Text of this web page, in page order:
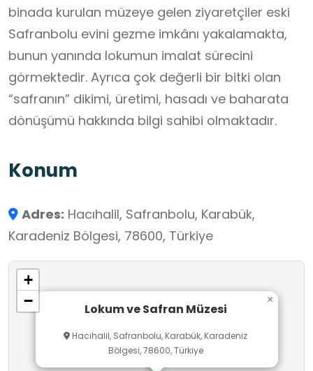
binada kurulan müzeye gelen ziyaretçiler eski
Safranbolu evini gezme imkânı yakalamakta,
bunun yanında lokumun imalat sürecini
görmektedir. Ayrıca çok değerli bir bitki olan
“safranın” dikimi, üretimi, hasadı ve baharata
dönüşümü hakkında bilgi sahibi olmaktadır.
Konum
Adres: Hacıhalil, Safranbolu, Karabük,
Karadeniz Bölgesi, 78600, Türkiye
Lokum ve Safran Müzesi
Hacıhalil, Safranbolu, Karabük, Karadeniz
Bölgesi, 78600, Türkiye
×
+
−